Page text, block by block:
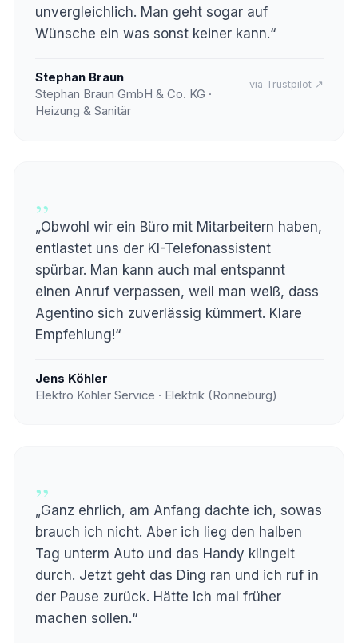
unvergleichlich. Man geht sogar auf
Wünsche ein was sonst keiner kann.“
Stephan Braun
Stephan Braun GmbH & Co. KG ·
Heizung & Sanitär
via Trustpilot ↗
„
„Obwohl wir ein Büro mit Mitarbeitern haben,
entlastet uns der KI-Telefonassistent
spürbar. Man kann auch mal entspannt
einen Anruf verpassen, weil man weiß, dass
Agentino sich zuverlässig kümmert. Klare
Empfehlung!“
Jens Köhler
Elektro Köhler Service · Elektrik (Ronneburg)
„
„Ganz ehrlich, am Anfang dachte ich, sowas
brauch ich nicht. Aber ich lieg den halben
Tag unterm Auto und das Handy klingelt
durch. Jetzt geht das Ding ran und ich ruf in
der Pause zurück. Hätte ich mal früher
machen sollen.“